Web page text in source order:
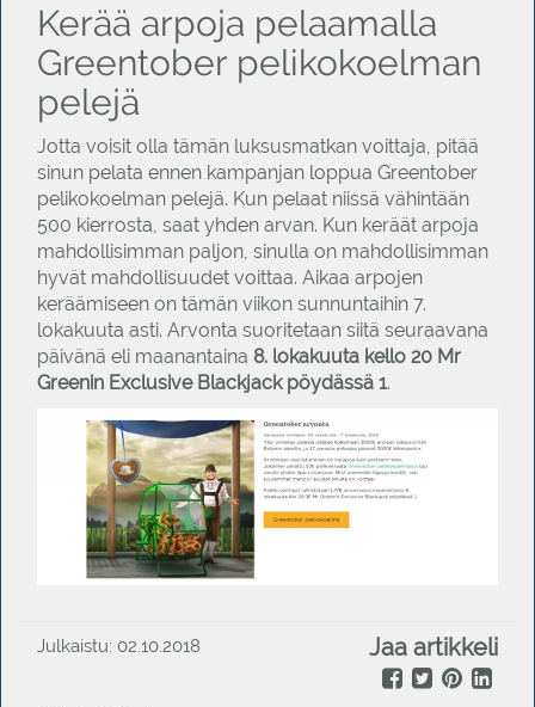
Kerää arpoja pelaamalla
Greentober pelikokoelman
pelejä
Jotta voisit olla tämän luksusmatkan voittaja, pitää
sinun pelata ennen kampanjan loppua Greentober
pelikokoelman pelejä. Kun pelaat niissä vähintään
500 kierrosta, saat yhden arvan. Kun keräät arpoja
mahdollisimman paljon, sinulla on mahdollisimman
hyvät mahdollisuudet voittaa. Aikaa arpojen
keräämiseen on tämän viikon sunnuntaihin 7.
lokakuuta asti. Arvonta suoritetaan siitä seuraavana
päivänä eli maanantaina 8. lokakuuta kello 20 Mr
Greenin Exclusive Blackjack pöydässä 1.
Julkaistu: 02.10.2018 Jaa artikkeli